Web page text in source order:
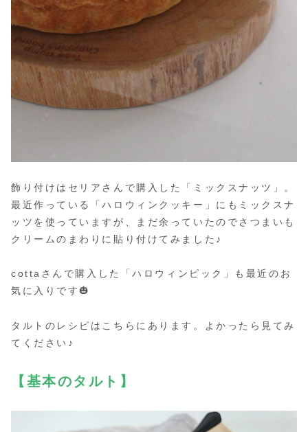
飾り付けはセリアさんで購入した「ミックスナッツ」。
最近作っている「ハロウィンクッキー」にもミックスナ
ッツを使っていますが、まだ余っていたのでさつまいも
クリームのまわりに貼り付けてみました♪
cottaさんで購入した「ハロウィンピック」も最近のお
気に入りです🎃
タルトのレシピはこちらにあります。よかったら見てみ
てください♪
【基本のタルト】